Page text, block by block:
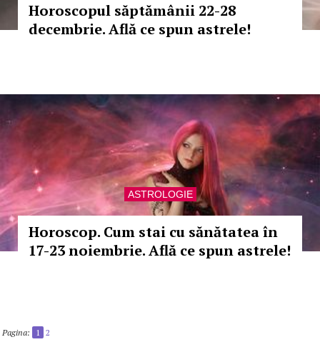
Horoscopul săptămânii 22-28
decembrie. Află ce spun astrele!
ASTROLOGIE
Horoscop. Cum stai cu sănătatea în
17-23 noiembrie. Află ce spun astrele!
Pagina: 1 2